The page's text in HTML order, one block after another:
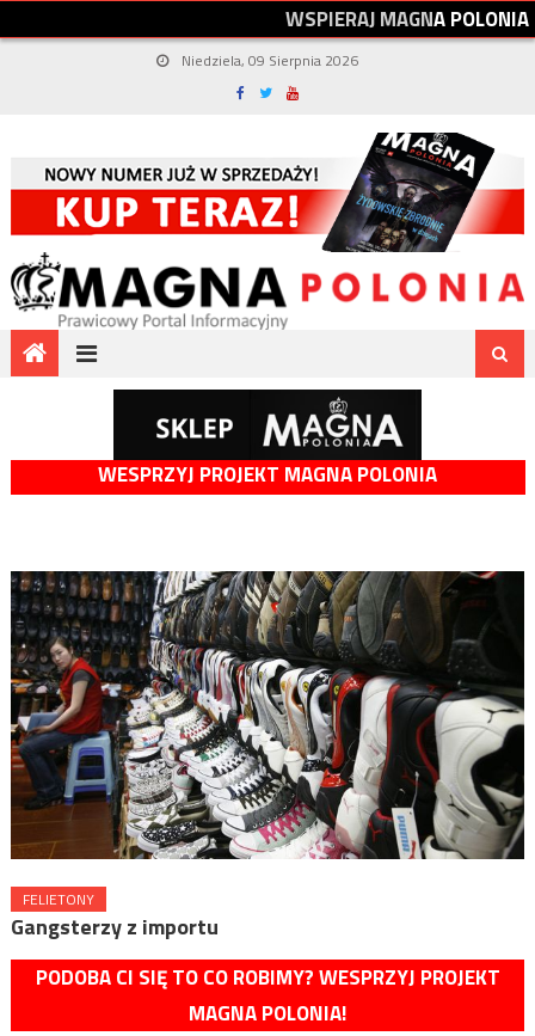
WSPIERAJMAGNAPOLONIA
Niedziela, 09 Sierpnia 2026
WESPRZYJ PROJEKT MAGNA POLONIA
FELIETONY
Gangsterzy z importu
PODOBA CI SIĘ TO CO ROBIMY? WESPRZYJ PROJEKT
MAGNA POLONIA!